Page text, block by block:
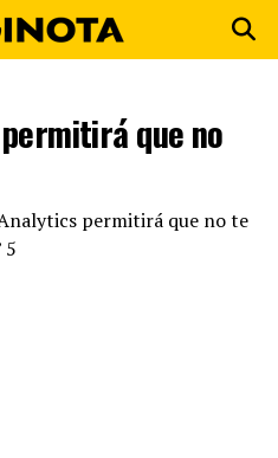
que no